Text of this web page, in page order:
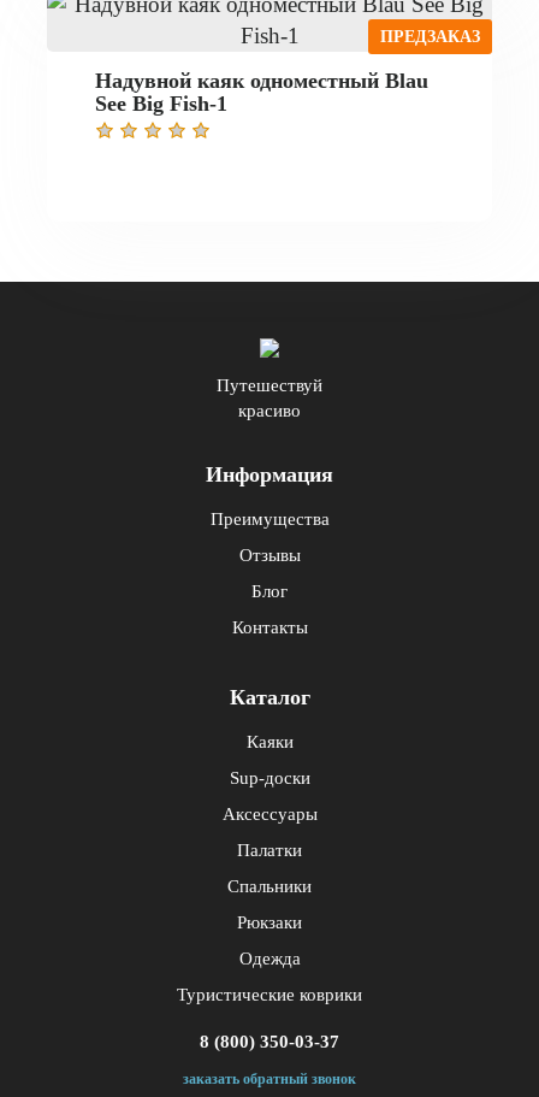
ПРЕДЗАКАЗ
Надувной каяк одноместный Blau
See Big Fish-1
Путешествуй
красиво
Информация
Преимущества
Отзывы
Блог
Контакты
Каталог
Каяки
Sup-доски
Аксессуары
Палатки
Спальники
Рюкзаки
Одежда
Туристические коврики
8 (800) 350-03-37
заказать обратный звонок